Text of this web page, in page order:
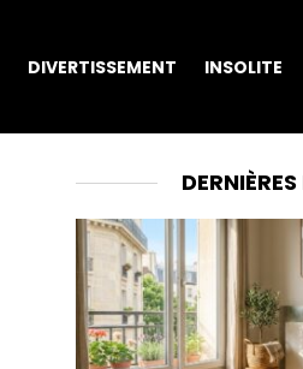
DIVERTISSEMENT INSOLITE